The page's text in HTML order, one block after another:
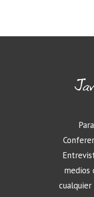
medios